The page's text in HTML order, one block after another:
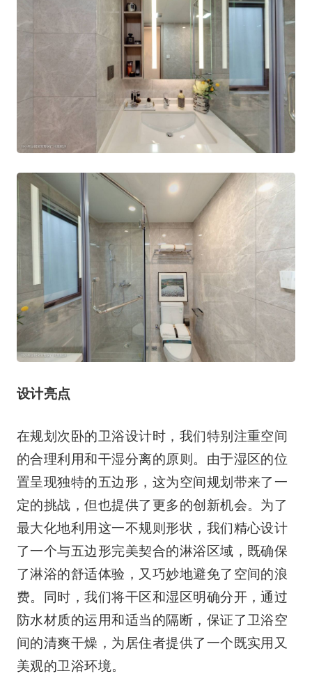
设计亮点
在规划次卧的卫浴设计时，我们特别注重空间
的合理利用和干湿分离的原则。由于湿区的位
置呈现独特的五边形，这为空间规划带来了一
定的挑战，但也提供了更多的创新机会。为了
最大化地利用这一不规则形状，我们精心设计
了一个与五边形完美契合的淋浴区域，既确保
了淋浴的舒适体验，又巧妙地避免了空间的浪
费。同时，我们将干区和湿区明确分开，通过
防水材质的运用和适当的隔断，保证了卫浴空
间的清爽干燥，为居住者提供了一个既实用又
美观的卫浴环境。